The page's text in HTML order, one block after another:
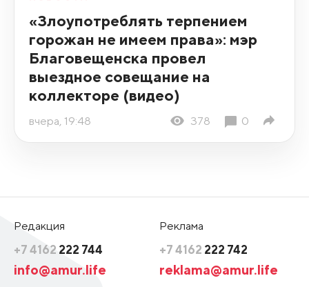
«Злоупотреблять терпением
горожан не имеем права»: мэр
Благовещенска провел
выездное совещание на
коллекторе (видео)
вчера, 19:48 378 0
Редакция
+7 4162 222 744
info@amur.life
Реклама
+7 4162 222 742
reklama@amur.life